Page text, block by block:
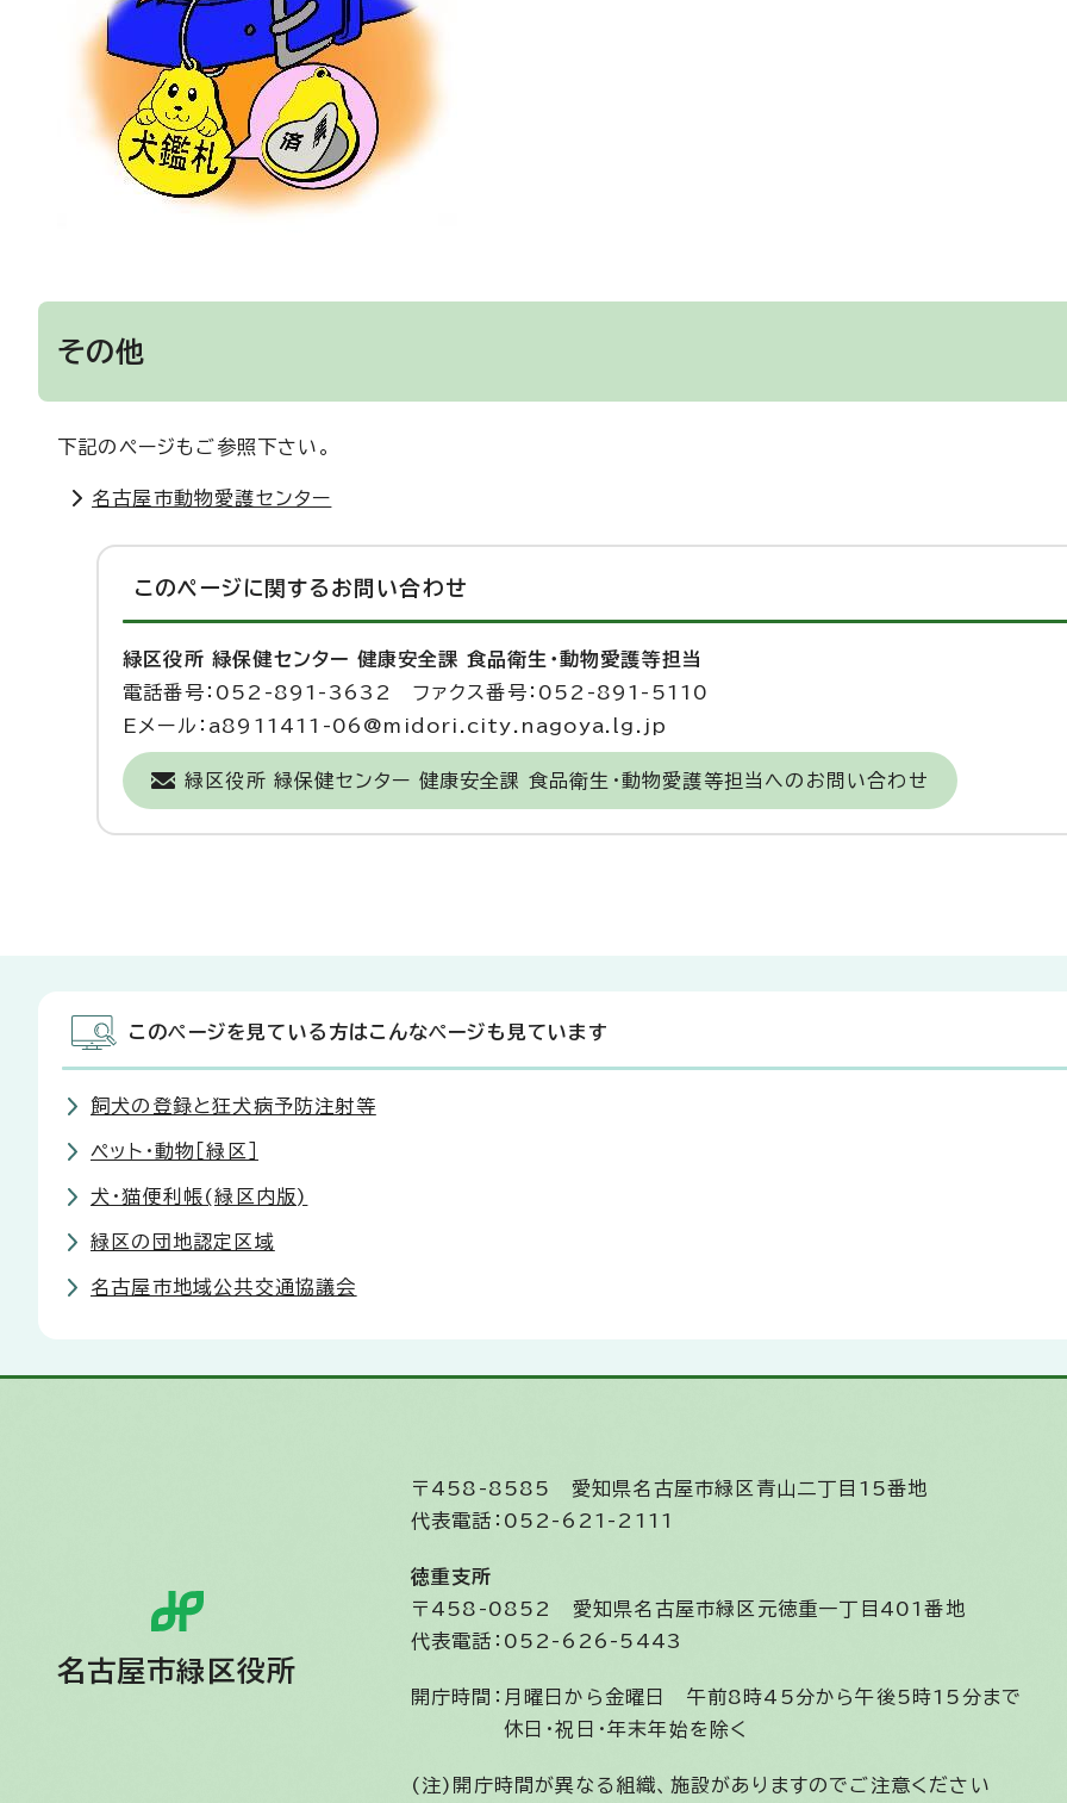
その他
下記のページもご参照下さい。
名古屋市動物愛護センター
このページに関する お問い合わせ
緑区役所 緑保健センター 健康安全課 食品衛生・動物愛護等担当
電話番号：052-891-3632 ファクス番号：052-891-5110
Eメール：a8911411-06@midori.city.nagoya.lg.jp
緑区役所 緑保健センター 健康安全課 食品衛生・動物愛護等担当へのお問い合わせ
このページを見ている方はこんなページも見ています
飼犬の登録と狂犬病予防注射等
ペット・動物［緑区］
犬・猫便利帳(緑区内版)
緑区の団地認定区域
名古屋市地域公共交通協議会
名古屋市緑区役所
〒458-8585 愛知県名古屋市緑区青山二丁目15番地
代表電話：052-621-2111
徳重支所
〒458-0852 愛知県名古屋市緑区元徳重一丁目401番地
代表電話：052-626-5443
開庁時間： 月曜日から金曜日 午前8時45分から午後5時15分まで
休日・祝日・年末年始を除く
(注)開庁時間が異なる組織、施設がありますのでご注意ください